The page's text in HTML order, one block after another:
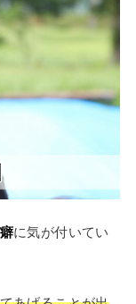
に気が付いてい